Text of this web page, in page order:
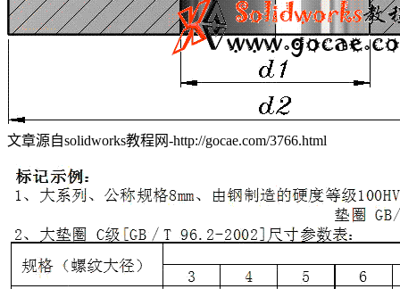
文章源自solidworks教程网-http://gocae.com/3766.html